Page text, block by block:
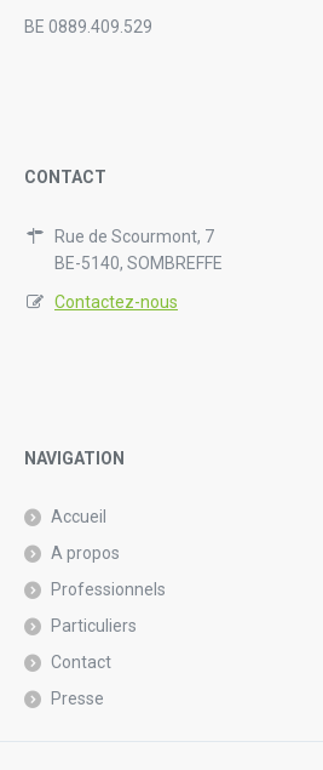
BE 0889.409.529
CONTACT
Rue de Scourmont, 7
BE-5140, SOMBREFFE
Contactez-nous
NAVIGATION
Accueil
A propos
Professionnels
Particuliers
Contact
Presse